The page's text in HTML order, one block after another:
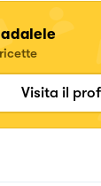
ricette
Visita il